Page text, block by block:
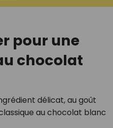
pour une
chocolat
délicat, au goût
au chocolat blanc